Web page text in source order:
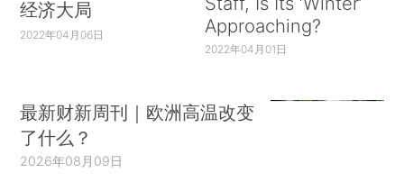
经济大局
2022年04月06日
Approaching?
2022年04月01日
最新财新周刊｜欧洲高温改变
了什么？
2026年08月09日